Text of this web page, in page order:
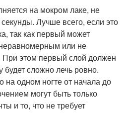
на мокром лаке, не
Лучше всего, если это
так как первый может
или не
этом первый слой должен
будет сложно лечь ровно.
на одном ногте от начала до
могут быть только
и то, что не требует